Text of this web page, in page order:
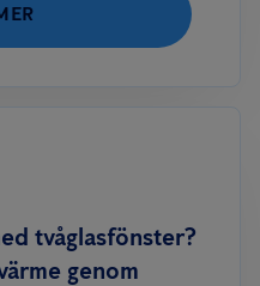
tvåglasfönster?
genom